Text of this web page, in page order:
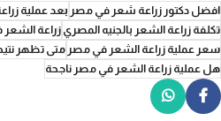
افضل دكتور زراعة شعر في مصر بعد عملية
تكلفة زراعة الشعر بالجنيه المصري زراعة
سعر عملية زراعة الشعر في مصر متى تظهر
هل عملية زراعة الشعر في مصر ناجحة